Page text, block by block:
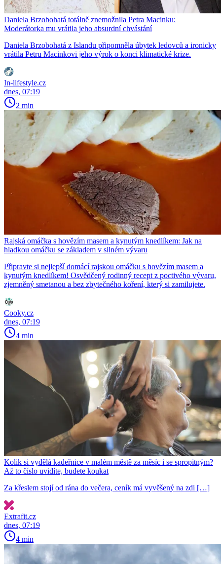
Daniela Brzobohatá totálně znemožnila Petra Macinku:
Moderátorka mu vrátila jeho absurdní chvástání
Daniela Brzobohatá z Islandu připomněla úbytek ledovců a ironicky
vrátila Petru Macinkovi jeho výrok o konci klimatické krize.
In-lifestyle.cz
dnes, 07:19
2 min
Rajská omáčka s hovězím masem a kynutým knedlíkem: Jak na
hladkou omáčku se základem v silném vývaru
Připravte si nejlepší domácí rajskou omáčku s hovězím masem a
kynutým knedlíkem! Osvědčený rodinný recept z poctivého vývaru,
zjemněný smetanou a bez zbytečného koření, který si zamilujete.
Cooky.cz
dnes, 07:19
4 min
Kolik si vydělá kadeřnice v malém městě za měsíc i se spropitným?
Až to číslo uvidíte, budete koukat
Za křeslem stojí od rána do večera, ceník má vyvěšený na zdi […]
Extrafit.cz
dnes, 07:19
4 min